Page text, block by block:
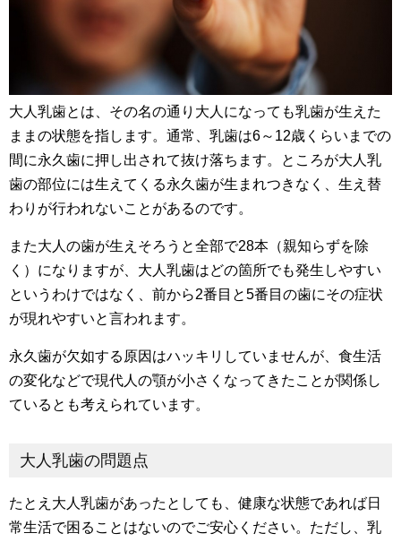
大人乳歯とは、その名の通り大人になっても乳歯が生えた
ままの状態を指します。通常、乳歯は6～12歳くらいまでの
間に永久歯に押し出されて抜け落ちます。ところが大人乳
歯の部位には生えてくる永久歯が生まれつきなく、生え替
わりが行われないことがあるのです。
また大人の歯が生えそろうと全部で28本（親知らずを除
く）になりますが、大人乳歯はどの箇所でも発生しやすい
というわけではなく、前から2番目と5番目の歯にその症状
が現れやすいと言われます。
永久歯が欠如する原因はハッキリしていませんが、食生活
の変化などで現代人の顎が小さくなってきたことが関係し
ているとも考えられています。
大人乳歯の問題点
たとえ大人乳歯があったとしても、健康な状態であれば日
常生活で困ることはないのでご安心ください。ただし、乳